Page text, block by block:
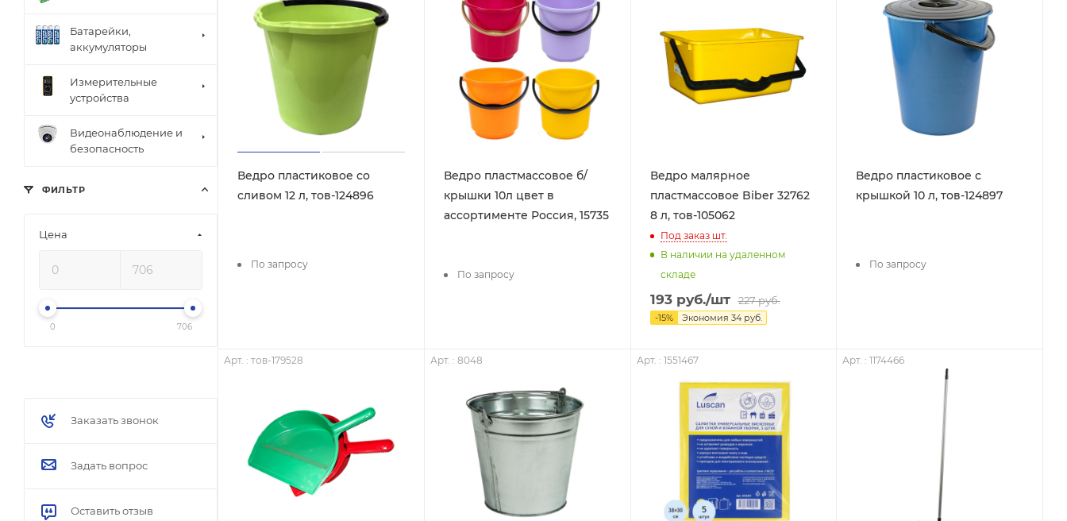
Ведро пластиковое со
сливом 12 л, тов-124896
По запросу
Ведро пластмассовое б/
крышки 10л цвет в
ассортименте Россия, 15735
По запросу
Ведро малярное
пластмассовое Biber 32762
8 л, тов-105062
Под заказшт.
В наличии на удаленном
складе
193руб./шт 227руб.
-15% Экономия 34руб.
Ведро пластиковое с
крышкой 10 л, тов-124897
По запросу
Арт. : тов-179528 Арт. : 8048 Арт. : 1551467 Арт. : 1174466
Батарейки,
аккумуляторы
Измерительные
устройства
Видеонаблюдение и
безопасность
ФИЛЬТР
Цена
0 706
Заказать звонок
Задать вопрос
Оставить отзыв